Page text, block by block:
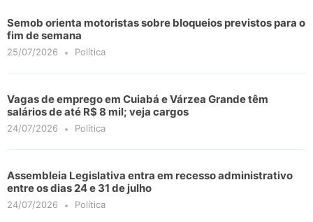
Semob orienta motoristas sobre bloqueios previstos para o
fim de semana
25/07/2026 Política
Vagas de emprego em Cuiabá e Várzea Grande têm
salários de até R$ 8 mil; veja cargos
24/07/2026 Política
Assembleia Legislativa entra em recesso administrativo
entre os dias 24 e 31 de julho
24/07/2026 Política